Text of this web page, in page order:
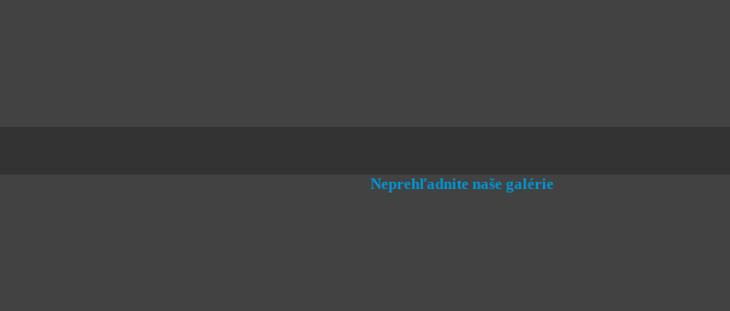
Neprehľadnite naše galérie